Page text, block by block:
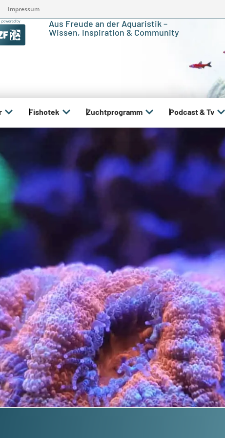
Impressum
Aus Freude an der Aquaristik –
Wissen, Inspiration & Community
Fishotek Zuchtprogramm Podcast & Tv